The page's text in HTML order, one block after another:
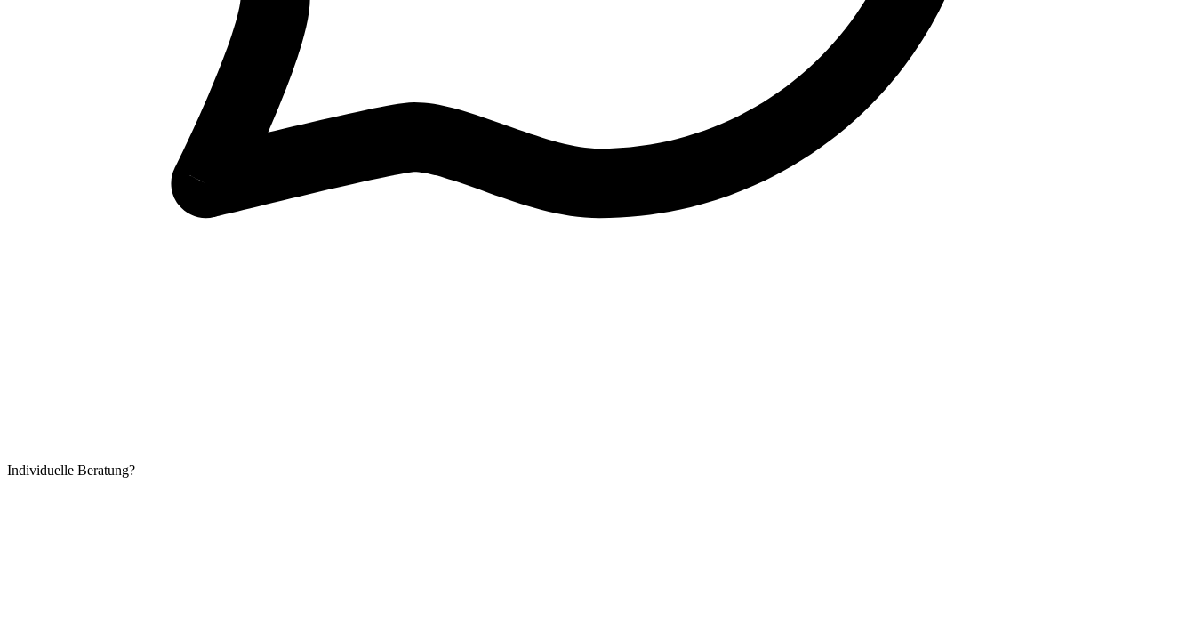
Individuelle Beratung?